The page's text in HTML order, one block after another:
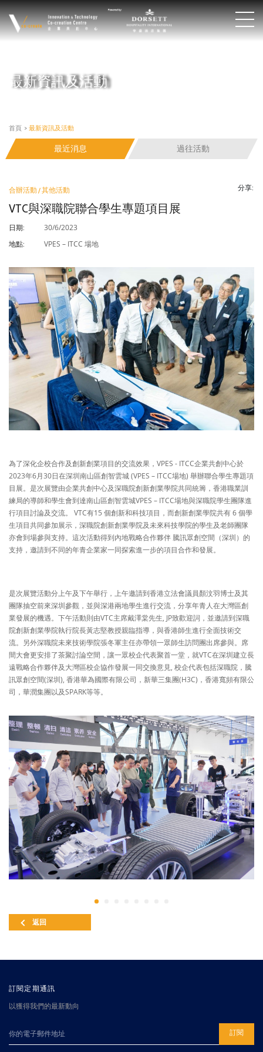
最新資訊及活動
首頁 > 最新資訊及活動
最近消息 過往活動
合辦活動 / 其他活動 分享:
VTC與深職院聯合學生專題項目展
日期: 30/6/2023
地點: VPES – ITCC 場地
為了深化企校合作及創新創業項目的交流效果，VPES - ITCC企業共創中心於
2023年6月30日在深圳南山區創智雲城 (VPES – ITCC場地) 舉辦聯合學生專題項
目展。是次展覽由企業共創中心及深職院創新創業學院共同統籌，香港職業訓
練局的導師和學生會到達南山區創智雲城VPES – ITCC場地與深職院學生團隊進
行項目討論及交流。 VTC有15 個創新和科技項目，而創新創業學院共有 6 個學
生項目共同參加展示，深職院創新創業學院及未來科技學院的學生及老師團隊
亦會到場參與支持。這次活動得到內地戰略合作夥伴 騰訊眾創空間（深圳）的
支持，邀請到不同的年青企業家一同探索進一步的項目合作和發展。
是次展覽活動分上午及下午舉行，上午邀請到香港立法會議員顏汶羽博士及其
團隊抽空前來深圳參觀，並與深港兩地學生進行交流，分享年青人在大灣區創
業發展的機遇。下午活動則由VTC主席戴澤棠先生, JP致歡迎詞，並邀請到深職
院創新創業學院執行院長黃志堅教授親臨指導，與香港師生進行全面技術交
流。另外深職院未來技術學院張冬軍主任亦帶領一眾師生訪問團出席參與。席
間大會更安排了茶聚討論空間，讓一眾校企代表聚首一堂，就VTC在深圳建立長
遠戰略合作夥伴及大灣區校企協作發展一同交換意見, 校企代表包括深職院，騰
訊眾創空間(深圳), 香港華為國際有限公司，新華三集團(H3C)，香港寬頻有限公
司，華潤集團以及SPARK等等。
返回
訂閱定期通訊
以獲得我們的最新動向
訂閱